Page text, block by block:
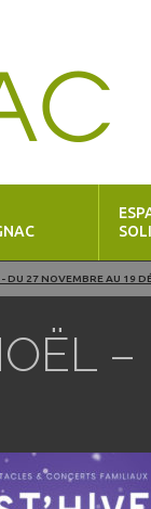
DU 27 NOVEMBRE AU 19